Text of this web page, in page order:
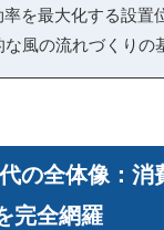
率を最大化する設置
な風の流れづくりの
の全体像：消
完全網羅